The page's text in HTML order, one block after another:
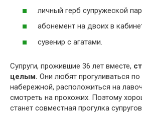
личный герб супружеской
абонемент на двоих в
сувенир с агатами.
Супруги, прожившие 36 лет вместе,
целым. Они любят прогуливаться по
набережной, расположиться на
смотреть на прохожих. Поэтому
станет совместная прогулка